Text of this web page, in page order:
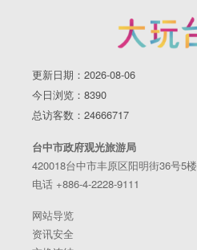
更新日期：2026-08-06
今日浏览：8390
总访客数：24666717
台中市政府观光旅游局
420018台中市丰原区阳明街36号5楼
电话 +886-4-2228-9111
网站导览
资讯安全